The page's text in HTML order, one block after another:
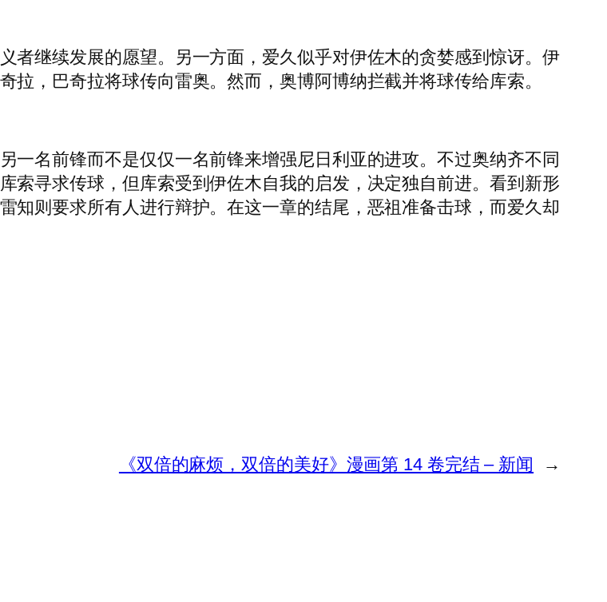
者继续发展的愿望。另一方面，爱久似乎对伊佐木的贪婪感到惊讶。伊
，巴奇拉将球传向雷奥。然而，奥博阿博纳拦截并将球传给库索。
一名前锋而不是仅仅一名前锋来增强尼日利亚的进攻。不过奥纳齐不同
索寻求传球，但库索受到伊佐木自我的启发，决定独自前进。看到新形
知则要求所有人进行辩护。在这一章的结尾，恶祖准备击球，而爱久却
《双倍的麻烦，双倍的美好》漫画第 14 卷完结 – 新闻 →